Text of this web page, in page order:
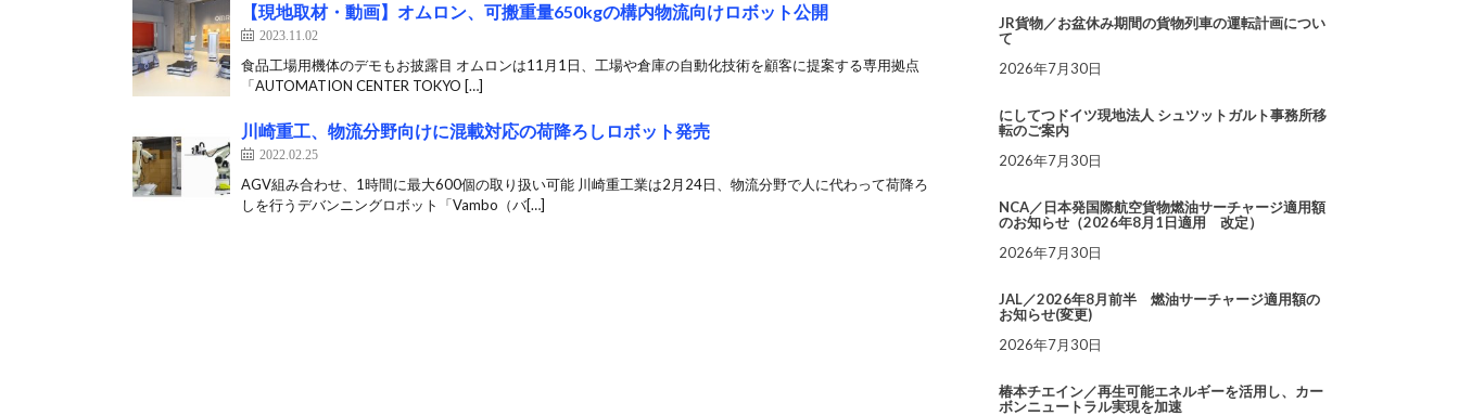
【現地取材・動画】オムロン、可搬重量650kgの構内物流向けロボット公開
2023.11.02
食品工場用機体のデモもお披露目 オムロンは11月1日、工場や倉庫の自動化技術を顧客に提案する専用拠点
「AUTOMATION CENTER TOKYO […]
川崎重工、物流分野向けに混載対応の荷降ろしロボット発売
2022.02.25
AGV組み合わせ、1時間に最大600個の取り扱い可能 川崎重工業は2月24日、物流分野で人に代わって荷降ろ
しを行うデバンニングロボット「Vambo（バ[…]
JR貨物／お盆休み期間の貨物列車の運転計画につい
て
2026年7月30日
にしてつドイツ現地法人 シュツットガルト事務所移
転のご案内
2026年7月30日
NCA／日本発国際航空貨物燃油サーチャージ適用額
のお知らせ（2026年8月1日適用 改定）
2026年7月30日
JAL／2026年8月前半 燃油サーチャージ適用額の
お知らせ(変更)
2026年7月30日
椿本チエイン／再生可能エネルギーを活用し、カー
ボンニュートラル実現を加速